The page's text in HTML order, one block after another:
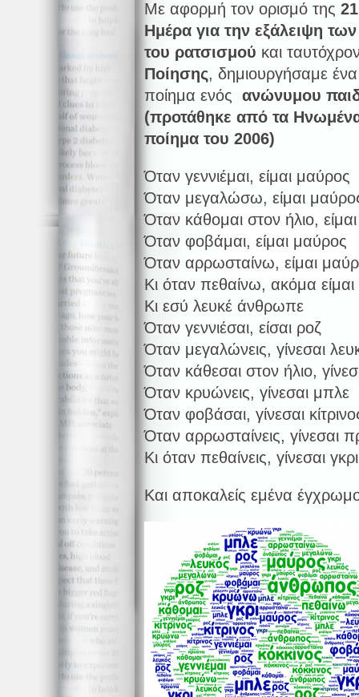
Με αφορμή τον ορισμό της
Ημέρα για την εξάλειψη
του ρατσισμού και
Ποίησης, δημιουργήσαμε
ποίημα ενός ανώνυμου
(προτάθηκε από τα
ποίημα του 2006)
Όταν γεννιέμαι, είμαι μαύρος
Όταν μεγαλώσω, είμαι
Όταν κάθομαι στον ήλιο,
Όταν φοβάμαι, είμαι μαύρος
Όταν αρρωσταίνω, είμαι
Κι όταν πεθαίνω, ακόμα
Κι εσύ λευκέ άνθρωπε
Όταν γεννιέσαι, είσαι ροζ
Όταν μεγαλώνεις, γίνεσαι
Όταν κάθεσαι στον ήλιο,
Όταν κρυώνεις, γίνεσαι μπλε
Όταν φοβάσαι, γίνεσαι
Όταν αρρωσταίνεις, γίνεσαι
Κι όταν πεθαίνεις, γίνεσαι γκρι
Και αποκαλείς εμένα